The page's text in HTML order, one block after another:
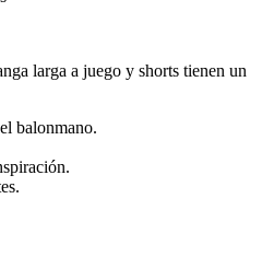
larga a juego y shorts tienen un
balonmano.